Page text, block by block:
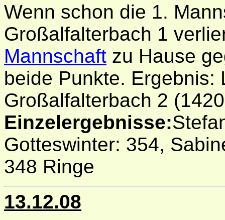
Wenn schon die 1.
Großalfalterbach 1
Mannschaft zu Hause
beide Punkte. Ergebnis:
Großalfalterbach 2
Einzelergebnisse:
Gotteswinter: 354,
348 Ringe
13.12.08